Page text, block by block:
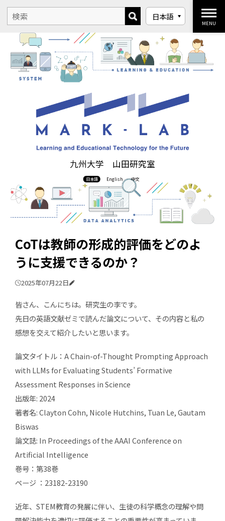
九州大学 山田研究室
日本語 English 中文
MENU
CoTは教師の形成的評価をどのよ
うに支援できるのか？
2025年07月22日
皆さん、こんにちは。研究生の李です。
先日の英語文献ゼミで読んだ論文について、その内容と私の
感想を交えて紹介したいと思います。
論文タイトル：A Chain-of-Thought Prompting Approach
with LLMs for Evaluating Students’ Formative
Assessment Responses in Science
出版年: 2024
著者名: Clayton Cohn, Nicole Hutchins, Tuan Le, Gautam
Biswas
論文誌: In Proceedings of the AAAI Conference on
Artificial Intelligence
巻号：第38巻
ページ ：23182-23190
近年、STEM教育の発展に伴い、生徒の科学概念の理解や問